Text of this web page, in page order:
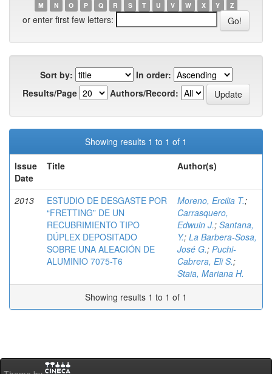
M
N O P Q R S T U V W X Y Z
or enter first few letters:
Sort by:
In order:
Results/Page
Authors/Record:
Showing results 1 to 1 of 1
Issue
Date
Title Author(s)
2013
ESTUDIO DE DESGASTE POR
“FRETTING” DE UN
RECUBRIMIENTO TIPO
DÚPLEX DEPOSITADO
SOBRE UNA ALEACIÓN DE
ALUMINIO 7075-T6
Moreno, Ercilia T.;
Carrasquero,
Edwuin J.; Santana,
Y.; La Barbera-Sosa,
José G.; Puchi-
Cabrera, Eli S.;
Staia, Mariana H.
Showing results 1 to 1 of 1